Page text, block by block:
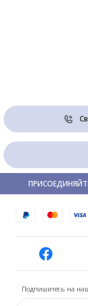
Подпишитесь на